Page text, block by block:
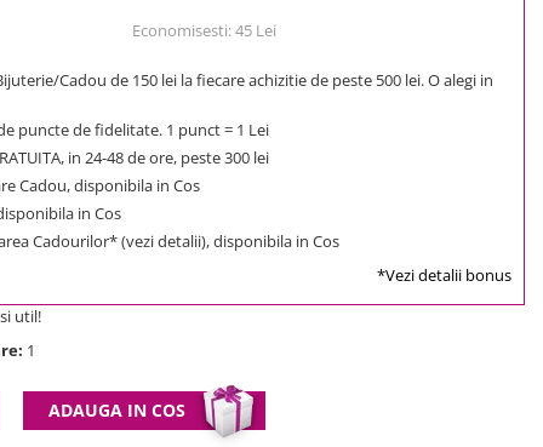
Economisesti:45 Lei
Cadou de 150 lei la fiecare achizitie de peste 500 lei. O alegi in
puncte de fidelitate. 1 punct = 1 Lei
in 24-48 de ore, peste 300 lei
Cadou, disponibila in Cos
in Cos
Cadourilor* (vezi detalii), disponibila in Cos
*Vezi detalii bonus
util!
1
ADAUGA IN COS